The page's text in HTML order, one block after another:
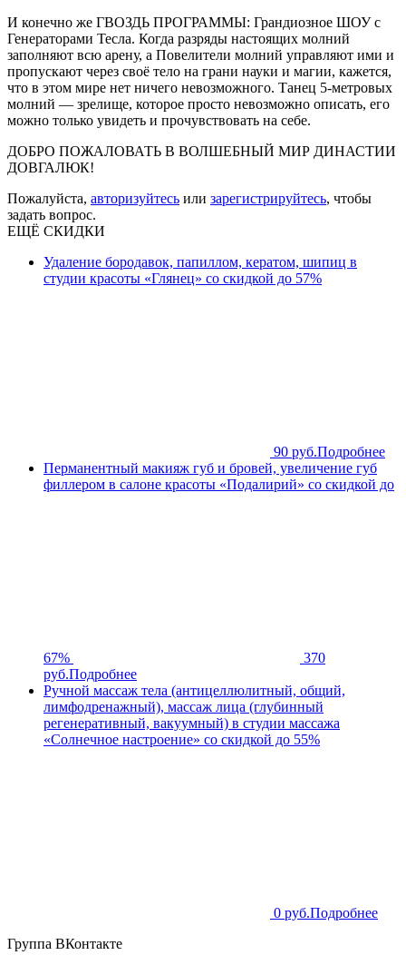
И конечно же ГВОЗДЬ ПРОГРАММЫ: Грандиозное ШОУ с
Генераторами Тесла. Когда разряды настоящих молний
заполняют всю арену, а Повелители молний управляют ими и
пропускают через своё тело на грани науки и магии, кажется,
что в этом мире нет ничего невозможного. Танец 5-метровых
молний — зрелище, которое просто невозможно описать, его
можно только увидеть и прочувствовать на себе.
ДОБРО ПОЖАЛОВАТЬ В ВОЛШЕБНЫЙ МИР ДИНАСТИИ
ДОВГАЛЮК!
Пожалуйста, авторизуйтесь или зарегистрируйтесь, чтобы
задать вопрос.
ЕЩЁ СКИДКИ
Удаление бородавок, папиллом, кератом, шипиц в
студии красоты «Глянец» со скидкой до 57%
90 руб.Подробнее
Перманентный макияж губ и бровей, увеличение губ
филлером в салоне красоты «Подалирий» со скидкой до
67%
370
руб.Подробнее
Ручной массаж тела (антицеллюлитный, общий,
лимфодренажный), массаж лица (глубинный
регенеративный, вакуумный) в студии массажа
«Солнечное настроение» со скидкой до 55%
0 руб.Подробнее
Группа ВКонтакте